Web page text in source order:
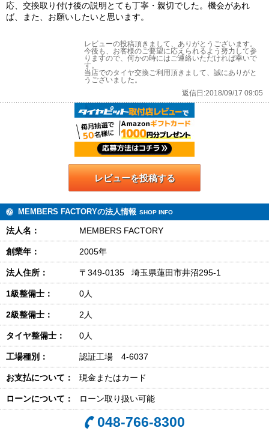
応、交換取り付け後の説明とても丁寧・親切でした。機会があれ
ば、また、お願いしたいと思います。
レビューの投稿頂きまして、ありがとうございます。
今後も、お客様のご要望に応えられるよう努力して参
りますので、何かの時にはご連絡いただければ幸いで
す。
当店でのタイヤ交換ご利用頂きまして、誠にありがと
うございました。
返信日:2018/09/17 09:05
レビューを投稿する
MEMBERS FACTORYの法人情報 SHOP INFO
法人名： MEMBERS FACTORY
創業年： 2005年
法人住所： 〒349-0135 埼玉県蓮田市井沼295-1
1級整備士： 0人
2級整備士： 2人
タイヤ整備士： 0人
工場種別： 認証工場 4-6037
お支払について： 現金またはカード
ローンについて： ローン取り扱い可能
048-766-8300